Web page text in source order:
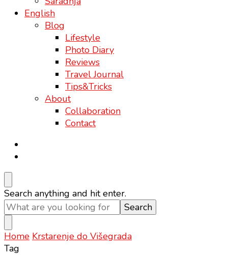
English
Blog
Lifestyle
Photo Diary
Reviews
Travel Journal
Tips&Tricks
About
Collaboration
Contact
Looking
for
Something?
Search anything and hit enter.
Home Krstarenje do Višegrada
Tag